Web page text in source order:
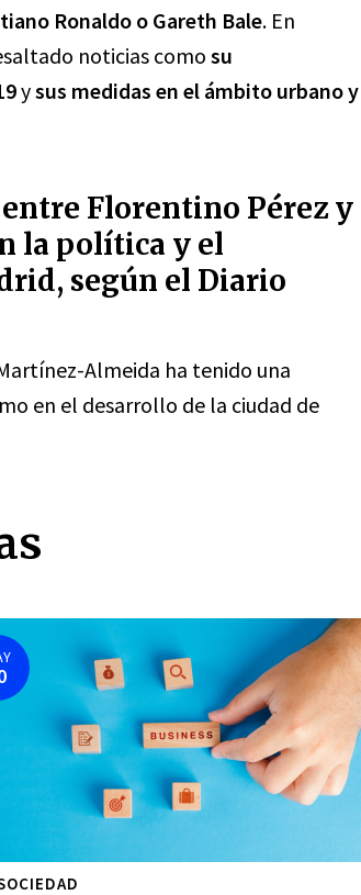
Ronaldo o Gareth Bale. En
noticias como su
ysus medidas en el ámbito urbano y
Florentino Pérez y
la política y el
según el Diario
Almeida ha tenido una
en el desarrollo de la ciudad de